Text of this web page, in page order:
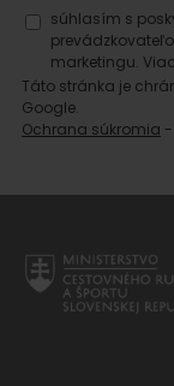
súhlasím s
marketingu.
Táto stránka je
Google.
Ochrana súkromia -